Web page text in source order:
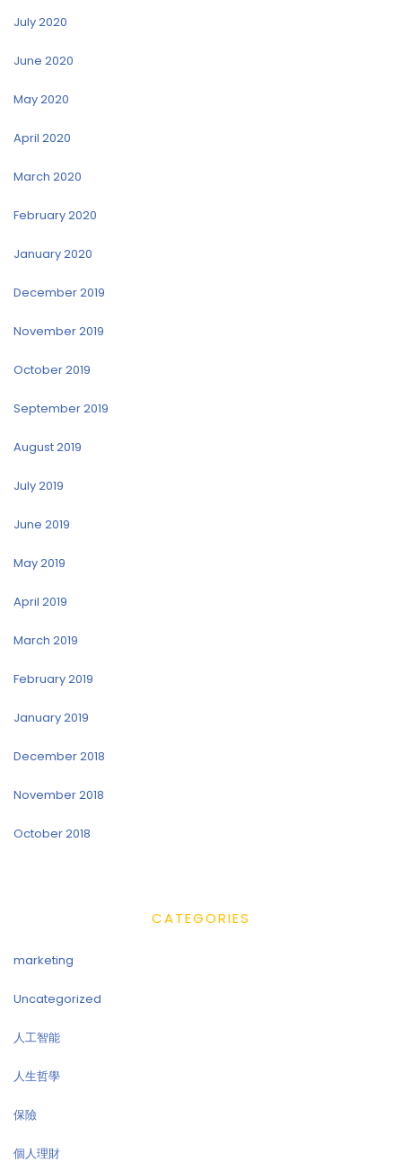
July 2020
June 2020
May 2020
April 2020
March 2020
February 2020
January 2020
December 2019
November 2019
October 2019
September 2019
August 2019
July 2019
June 2019
May 2019
April 2019
March 2019
February 2019
January 2019
December 2018
November 2018
October 2018
CATEGORIES
marketing
Uncategorized
人工智能
人生哲學
保險
個人理財